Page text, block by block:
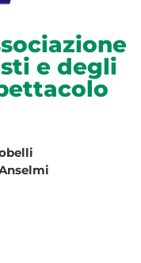
e degli